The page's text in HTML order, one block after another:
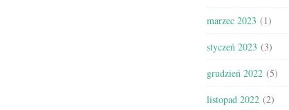
marzec 2023 (1)
styczeń 2023 (3)
grudzień 2022 (5)
listopad 2022 (2)